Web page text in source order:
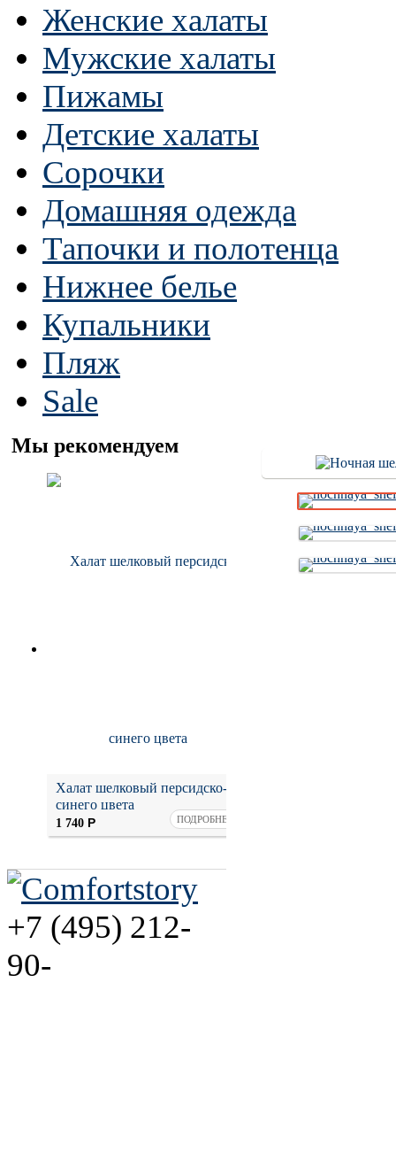
Женские халаты
Мужские халаты
Пижамы
Детские халаты
Сорочки
Домашняя одежда
Тапочки и полотенца
Нижнее белье
Купальники
Пляж
Sale
Мы рекомендуем
Халат шелковый персидско-
синего цвета
1 740 Р ПОДРОБНЕЕ
+7 (495) 212-
90-